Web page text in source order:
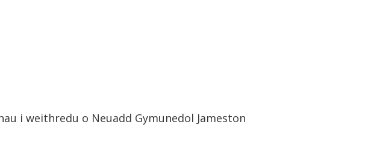
i weithredu o Neuadd Gymunedol Jameston